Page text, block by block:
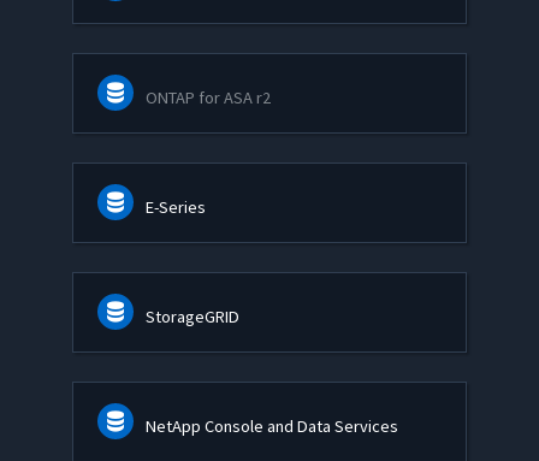
ONTAP for ASA r2
E-Series
StorageGRID
NetApp Console and Data Services